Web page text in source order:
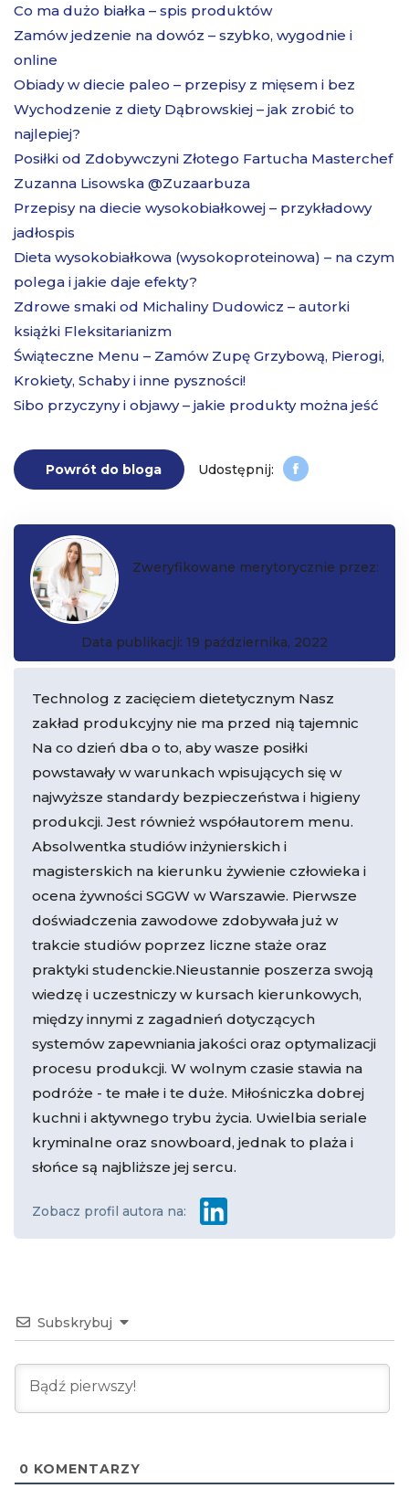
Co ma dużo białka – spis produktów
Zamów jedzenie na dowóz – szybko, wygodnie i
online
Obiady w diecie paleo – przepisy z mięsem i bez
Wychodzenie z diety Dąbrowskiej – jak zrobić to
najlepiej?
Posiłki od Zdobywczyni Złotego Fartucha Masterchef
Zuzanna Lisowska @Zuzaarbuza
Przepisy na diecie wysokobiałkowej – przykładowy
jadłospis
Dieta wysokobiałkowa (wysokoproteinowa) – na czym
polega i jakie daje efekty?
Zdrowe smaki od Michaliny Dudowicz – autorki
książki Fleksitarianizm
Świąteczne Menu – Zamów Zupę Grzybową, Pierogi,
Krokiety, Schaby i inne pyszności!
Sibo przyczyny i objawy – jakie produkty można jeść
Powrót do bloga
Zweryfikowane merytorycznie przez:
Data publikacji: 19 października, 2022
Technolog z zacięciem dietetycznym Nasz
zakład produkcyjny nie ma przed nią tajemnic
Na co dzień dba o to, aby wasze posiłki
powstawały w warunkach wpisujących się w
najwyższe standardy bezpieczeństwa i higieny
produkcji. Jest również współautorem menu.
Absolwentka studiów inżynierskich i
magisterskich na kierunku żywienie człowieka i
ocena żywności SGGW w Warszawie. Pierwsze
doświadczenia zawodowe zdobywała już w
trakcie studiów poprzez liczne staże oraz
praktyki studenckie.Nieustannie poszerza swoją
wiedzę i uczestniczy w kursach kierunkowych,
między innymi z zagadnień dotyczących
systemów zapewniania jakości oraz optymalizacji
procesu produkcji. W wolnym czasie stawia na
podróże - te małe i te duże. Miłośniczka dobrej
kuchni i aktywnego trybu życia. Uwielbia seriale
kryminalne oraz snowboard, jednak to plaża i
słońce są najbliższe jej sercu.
Zobacz profil autora na:
Subskrybuj
0 KOMENTARZY